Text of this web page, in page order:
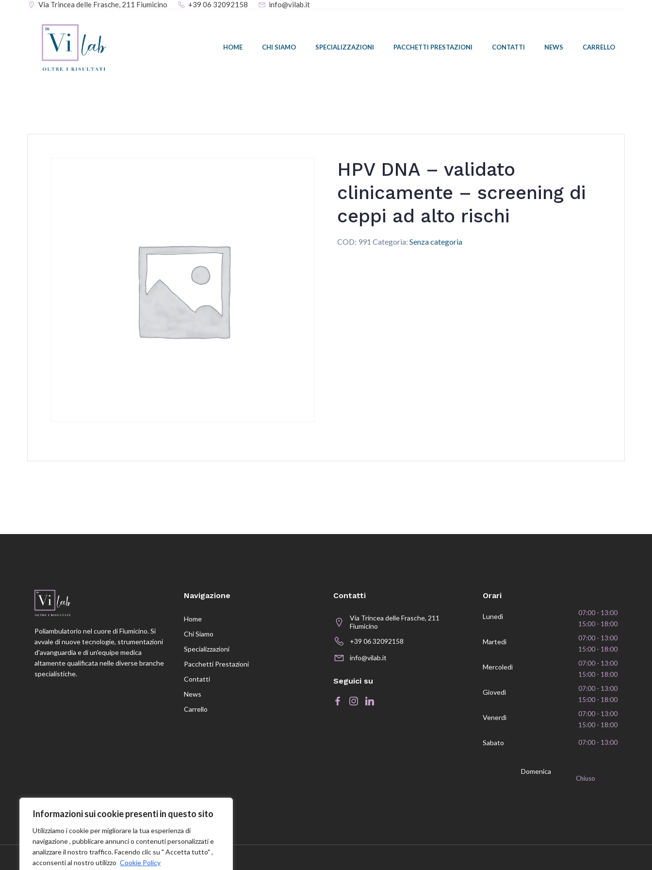
Informazioni sui cookie presenti in questo sito
Utilizziamo i cookie per migliorare la tua esperienza di
navigazione , pubblicare annunci o contenuti personalizzati e
analizzare il nostro traffico. Facendo clic su " Accetta tutto" ,
acconsenti al nostro utilizzo Cookie Policy
Via Trincea delle Frasche, 211 Fiumicino +39 06 32092158 info@vilab.it
HOME CHI SIAMO SPECIALIZZAZIONI PACCHETTI PRESTAZIONI CONTATTI NEWS CARRELLO
HPV DNA – validato
clinicamente – screening di
ceppi ad alto rischi
COD: 991 Categoria: Senza categoria
Poliambulatorio nel cuore di Fiumicino. Si
avvale di nuove tecnologie, strumentazioni
d'avanguardia e di un'equipe medica
altamente qualificata nelle diverse branche
specialistiche.
Navigazione
Home
Chi Siamo
Specializzazioni
Pacchetti Prestazioni
Contatti
News
Carrello
Contatti
Via Trincea delle Frasche, 211
Fiumicino
+39 06 32092158
info@vilab.it
Seguici su
Orari
Lunedì
07:00 - 13:00
15:00 - 18:00
Martedì
07:00 - 13:00
15:00 - 18:00
Mercoledì
07:00 - 13:00
15:00 - 18:00
Giovedì
07:00 - 13:00
15:00 - 18:00
Venerdì
07:00 - 13:00
15:00 - 18:00
Sabato 07:00 - 13:00
Domenica
Chiuso